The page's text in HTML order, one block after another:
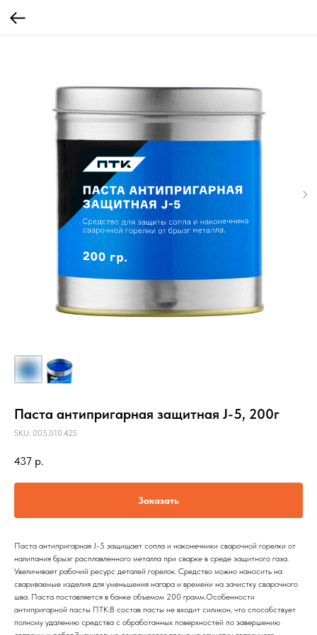
Паста антипригарная защитная J-5, 200г
SKU: 005.010.425
437 р.
Заказать
Паста антипригарная J-5 защищает сопла и наконечники сварочной горелки от
налипания брызг расплавленного металла при сварке в среде защитного газа.
Увеличивает рабочий ресурс деталей горелок. Средство можно наносить на
свариваемые изделия для уменьшения нагара и времени на зачистку сварочного
шва. Паста поставляется в банке объемом 200 грамм.Особенности
антипригарной пасты ПТК:В состав пасты не входит силикон, что способствует
полному удалению средства с обработанных поверхностей по завершению